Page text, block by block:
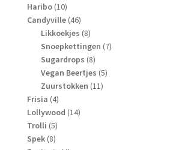
producten
Haribo 1010
producten
Candyville 4646
producten
Likkoekjes 88
producten
Snoepkettingen 77
Sugardrops 88
producten
Vegan Beertjes 55
Zuurstokken 1111
Frisia 44
producten
Lollywood 1414
Trolli 55
producten
Spek 88